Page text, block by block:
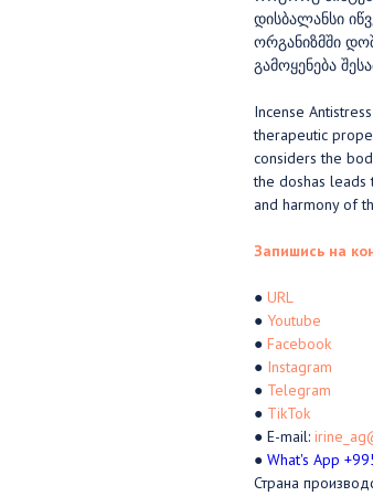
დისბალანსი
ორგანიზმში
გამოყენება
Incense
therapeutic
considers the
the doshas leads
and harmony of
Запишись на
● URL
● Youtube
● Facebook
● Instagram
● Telegram
● TikTok
● E-mail:
● What's App
Страна